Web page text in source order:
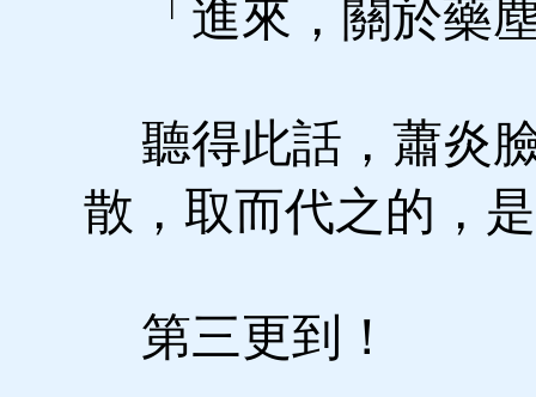
「進來，關於藥
聽得此話，蕭炎
散，取而代之的，
第三更到！